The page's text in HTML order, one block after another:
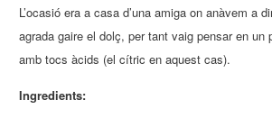
L’ocasió era a casa d’una amiga on anàvem a
agrada gaire el dolç, per tant vaig pensar en un
amb tocs àcids (el cítric en aquest cas).
Ingredients: